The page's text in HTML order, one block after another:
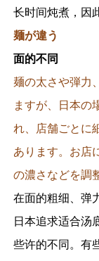
长时间炖煮，因
麺が違う
面的不同
麺の太さや弾力
ますが、日本の
れ、店舗ごとに
あります。お店
の濃さなどを調
在面的粗细、弹
日本追求适合汤
些许的不同。有